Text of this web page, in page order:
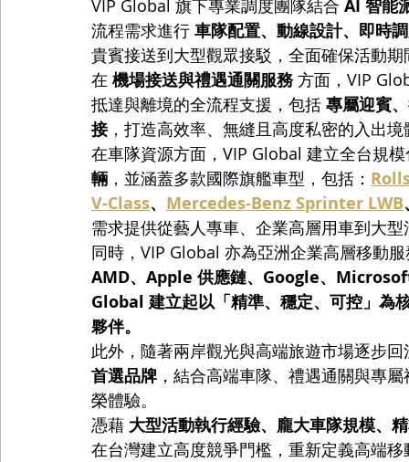
VIP Global 旗下專業調度團隊結合 AI 智能
流程需求進行 車隊配置、動線設計、即時
貴賓接送到大型觀眾接駁，全面確保活動
在 機場接送與禮遇通關服務 方面，VIP
抵達與離境的全流程支援，包括 專屬迎賓
接，打造高效率、無縫且高度私密的入出境
在車隊資源方面，VIP Global 建立全台規
輛 ，並涵蓋多款國際旗艦車型，包括：
V-Class、 Mercedes-Benz Sprinter LWB
需求提供從藝人專車、企業高層用車到大
同時，VIP Global 亦為亞洲企業高層移動
AMD、Apple 供應鏈、Google、
Global 建立起以「精準、穩定、可控」為
夥伴。
此外，隨著兩岸觀光與高端旅遊市場逐步
首選品牌 ，結合高端車隊、禮遇通關與專
榮體驗。
憑藉 大型活動執行經驗、龐大車隊規模、
在台灣建立高度競爭門檻，重新定義高端